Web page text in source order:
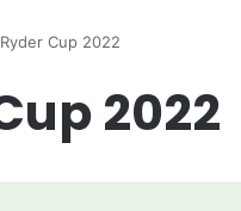
Ryder Cup 2022
2022